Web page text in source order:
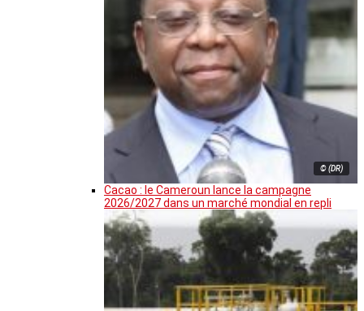
© (DR)
Cacao : le Cameroun lance la campagne
2026/2027 dans un marché mondial en repli